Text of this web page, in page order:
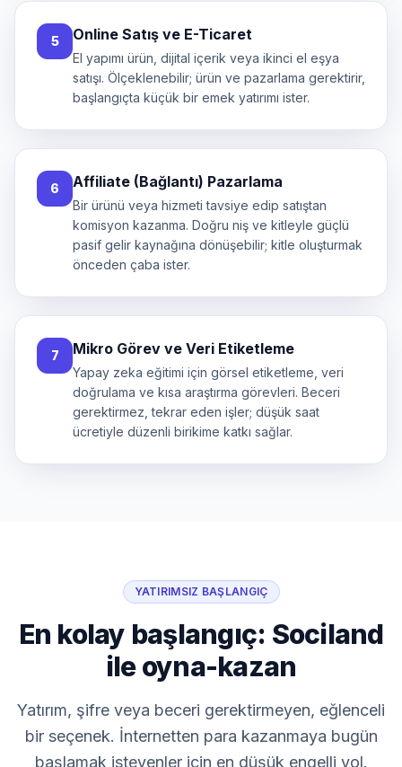
5 Online Satış ve E-Ticaret
El yapımı ürün, dijital içerik veya ikinci el eşya
satışı. Ölçeklenebilir; ürün ve pazarlama gerektirir,
başlangıçta küçük bir emek yatırımı ister.
6 Affiliate (Bağlantı) Pazarlama
Bir ürünü veya hizmeti tavsiye edip satıştan
komisyon kazanma. Doğru niş ve kitleyle güçlü
pasif gelir kaynağına dönüşebilir; kitle oluşturmak
önceden çaba ister.
7 Mikro Görev ve Veri Etiketleme
Yapay zeka eğitimi için görsel etiketleme, veri
doğrulama ve kısa araştırma görevleri. Beceri
gerektirmez, tekrar eden işler; düşük saat
ücretiyle düzenli birikime katkı sağlar.
YATIRIMSIZ BAŞLANGIÇ
En kolay başlangıç: Sociland
ile oyna-kazan
Yatırım, şifre veya beceri gerektirmeyen, eğlenceli
bir seçenek. İnternetten para kazanmaya bugün
başlamak isteyenler için en düşük engelli yol.